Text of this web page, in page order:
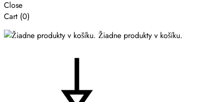
Close
Cart (0)
Žiadne produkty v košíku.